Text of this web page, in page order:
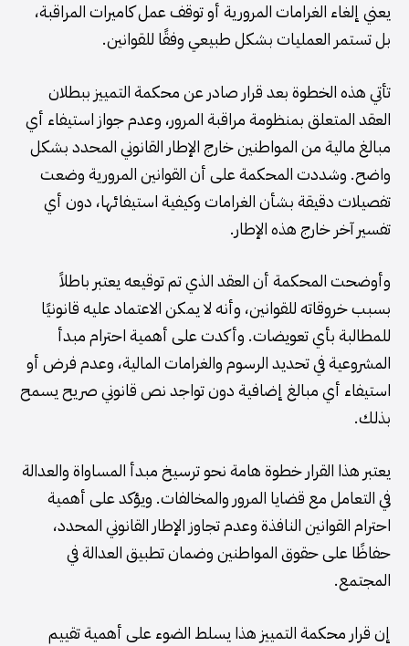
يعني إلغاء الغرامات المرورية أو توقف عمل كاميرات المراقبة،
بل تستمر العمليات بشكل طبيعي وفقًا للقوانين.
تأتي هذه الخطوة بعد قرار صادر عن محكمة التمييز ببطلان
العقد المتعلق بمنظومة مراقبة المرور، وعدم جواز استيفاء أي
مبالغ مالية من المواطنين خارج الإطار القانوني المحدد بشكل
واضح. وشددت المحكمة على أن القوانين المرورية وضعت
تفصيلات دقيقة بشأن الغرامات وكيفية استيفائها، دون أي
تفسير آخر خارج هذه الإطار.
وأوضحت المحكمة أن العقد الذي تم توقيعه يعتبر باطلاً
بسبب خروقاته للقوانين، وأنه لا يمكن الاعتماد عليه قانونيًا
للمطالبة بأي تعويضات. وأكدت على أهمية احترام مبدأ
المشروعية في تحديد الرسوم والغرامات المالية، وعدم فرض أو
استيفاء أي مبالغ إضافية دون تواجد نص قانوني صريح يسمح
بذلك.
يعتبر هذا القرار خطوة هامة نحو ترسيخ مبدأ المساواة والعدالة
في التعامل مع قضايا المرور والمخالفات. ويؤكد على أهمية
احترام القوانين النافذة وعدم تجاوز الإطار القانوني المحدد،
حفاظًا على حقوق المواطنين وضمان تطبيق العدالة في
المجتمع.
إن قرار محكمة التمييز هذا يسلط الضوء على أهمية تقييم